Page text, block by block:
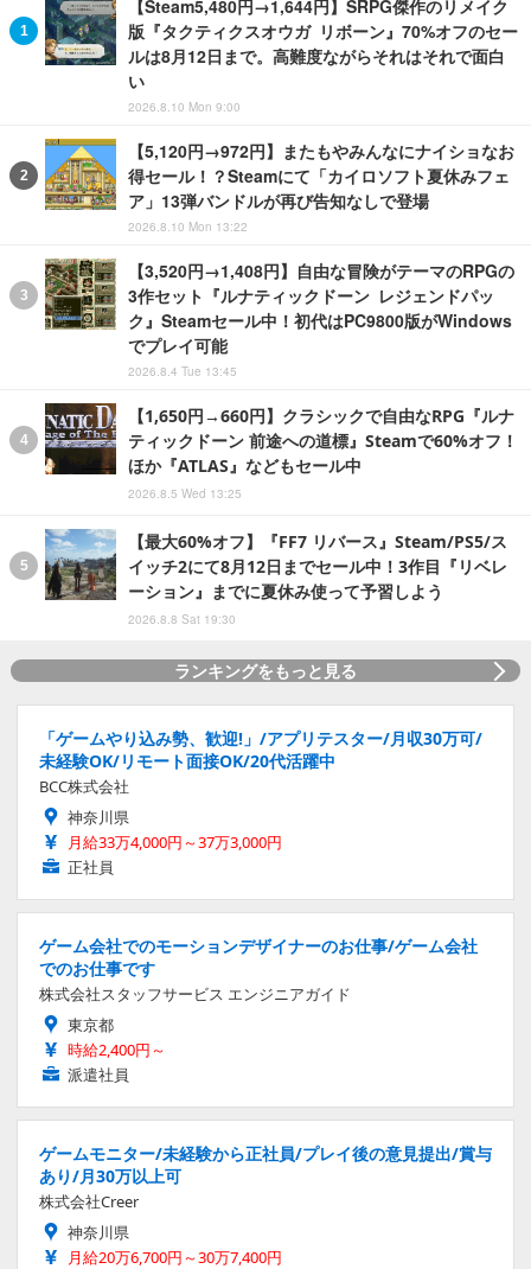
【Steam5,480円→1,644円】SRPG傑作のリメイク
版『タクティクスオウガ リボーン』70%オフのセー
ルは8月12日まで。高難度ながらそれはそれで面白
い
2026.8.10 Mon 9:00
【5,120円→972円】またもやみんなにナイショなお
得セール！？Steamにて「カイロソフト夏休みフェ
ア」13弾バンドルが再び告知なしで登場
2026.8.10 Mon 13:22
【3,520円→1,408円】自由な冒険がテーマのRPGの
3作セット『ルナティックドーン レジェンドパッ
ク』Steamセール中！初代はPC9800版がWindows
でプレイ可能
2026.8.4 Tue 13:45
【1,650円→660円】クラシックで自由なRPG『ルナ
ティックドーン 前途への道標』Steamで60%オフ！
ほか『ATLAS』などもセール中
2026.8.5 Wed 13:25
【最大60%オフ】『FF7 リバース』Steam/PS5/ス
イッチ2にて8月12日までセール中！3作目『リベレ
ーション』までに夏休み使って予習しよう
2026.8.8 Sat 19:30
ランキングをもっと見る
「ゲームやり込み勢、歓迎!」/アプリテスター/月収30万可/
未経験OK/リモート面接OK/20代活躍中
BCC株式会社
神奈川県
月給33万4,000円～37万3,000円
正社員
ゲーム会社でのモーションデザイナーのお仕事/ゲーム会社
でのお仕事です
株式会社スタッフサービス エンジニアガイド
東京都
時給2,400円～
派遣社員
ゲームモニター/未経験から正社員/プレイ後の意見提出/賞与
あり/月30万以上可
株式会社Creer
神奈川県
月給20万6,700円～30万7,400円